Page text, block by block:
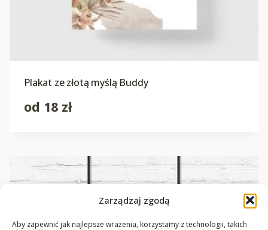
Zarządzaj zgodą
Aby zapewnić jak najlepsze wrażenia, korzystamy z technologii, takich
Plakat ze złotą myślą Buddy
od 18 zł